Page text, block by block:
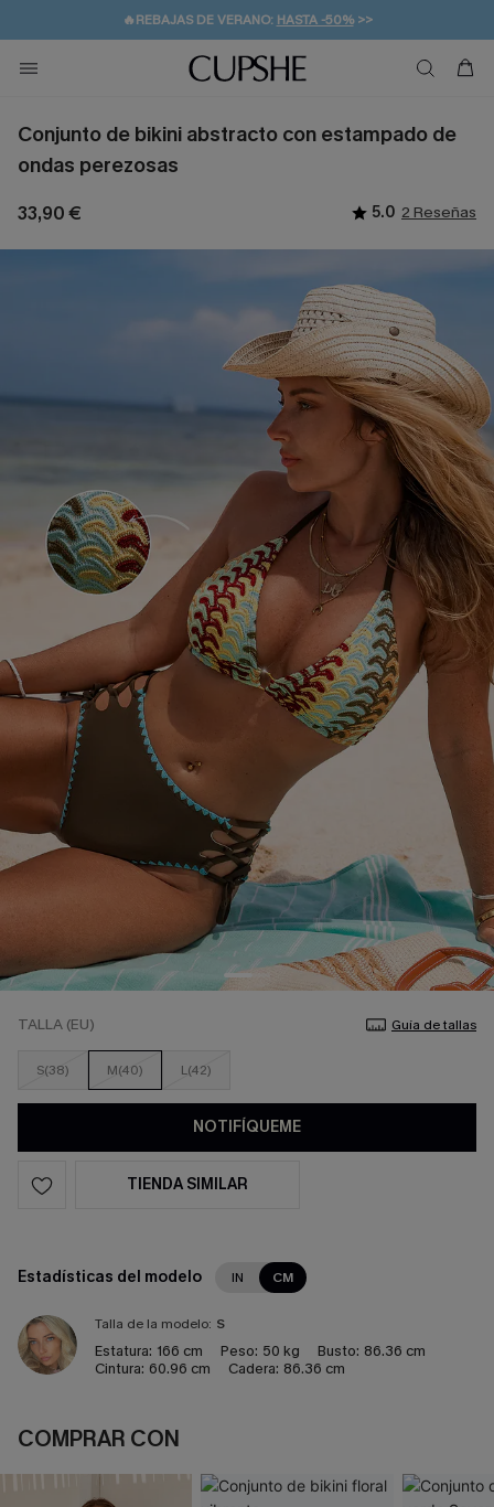
👒PROMOCIÓN DE VERANO:-10% EN 2 VESTIDOS
💌¡SUSCRIBIRSE & GANAR -10% EXTRA!
🚚ENVÍO GRATUITO A PARTIR DE 49 € >>
Conjunto de bikini abstracto con estampado de
ondas perezosas
33,90 € 5.0 2 Reseñas
TALLA (EU) Guía de tallas
S(38) M(40) L(42)
NOTIFÍQUEME
TIENDA SIMILAR
Estadísticas del modelo IN CM
Talla de la modelo: S
Estatura: 166 cm Peso: 50 kg Busto: 86.36 cm
Cintura: 60.96 cm Cadera: 86.36 cm
COMPRAR CON